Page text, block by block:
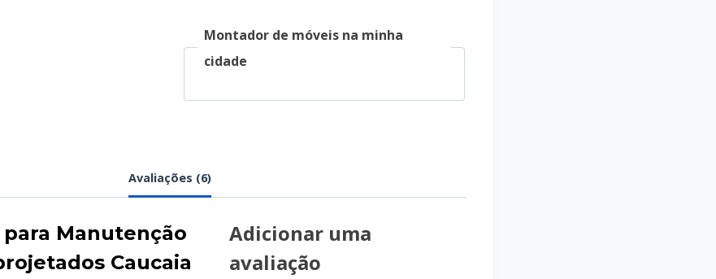
Montador de móveis na minha
cidade
Avaliações (6)
Manutenção
Caucaia
Adicionar uma
avaliação